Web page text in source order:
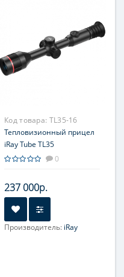
Код товара: TL35-16
Тепловизионный прицел
iRay Tube TL35
0
237 000р.
Производитель: iRay